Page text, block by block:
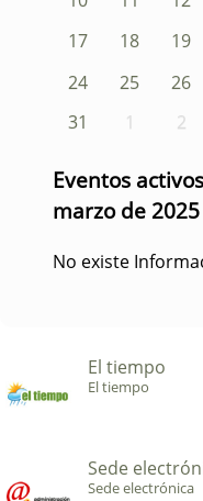
17
18 19
24
25 26
31
1 2
Eventos
marzo de 2025
No existe
El tiempo
El tiempo
Sede
Sede electrónica